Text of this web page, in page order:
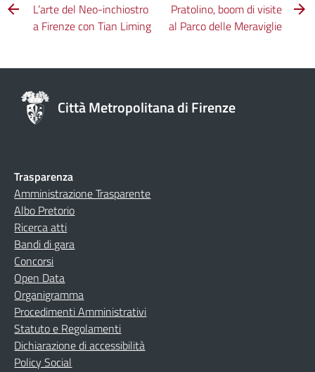
L’arte del Neo-inchiostro
a Firenze con Tian Liming
Pratolino, boom di visite
al Parco delle Meraviglie
Città Metropolitana di Firenze
Trasparenza
Amministrazione Trasparente
Albo Pretorio
Ricerca atti
Bandi di gara
Concorsi
Open Data
Organigramma
Procedimenti Amministrativi
Statuto e Regolamenti
Dichiarazione di accessibilità
Policy Social